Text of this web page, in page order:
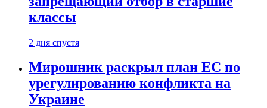
классы
2 дня спустя
Мирошник раскрыл план ЕС по
урегулированию конфликта на
Украине